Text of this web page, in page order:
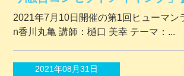
2021年7月10日開催の第1回ヒューマン
n香川丸亀 講師：樋口 美幸 テーマ：...
2021年08月31日